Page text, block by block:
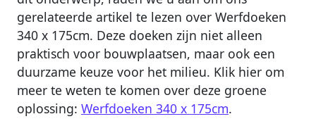
gerelateerde artikel te lezen over Werfdoeken
340 x 175cm. Deze doeken zijn niet alleen
praktisch voor bouwplaatsen, maar ook een
duurzame keuze voor het milieu. Klik hier om
meer te weten te komen over deze groene
oplossing: Werfdoeken 340 x 175cm.